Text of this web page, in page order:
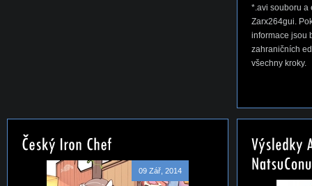
*.avi souboru a
Zarx264gui.
informace jsou
zahraničních
všechny kroky.
09 Zář, 2014